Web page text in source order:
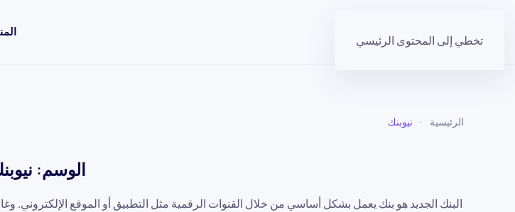
تخطي إلى المحتوى الرئيسي
الرئيسية نيوبنك
الوسم:
البنك الجديد هو بنك يعمل بشكل أساسي من خلال القنوات الرقمية مثل التطبيق أو الموقع الإلكتروني.